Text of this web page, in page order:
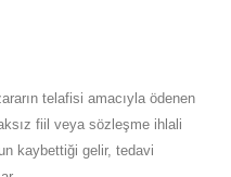
telafisi amacıyla ödenen
fiil veya sözleşme ihlali
kaybettiği gelir, tedavi